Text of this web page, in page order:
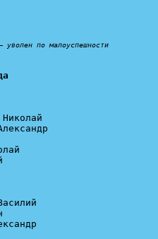
уволен по малоуспешности